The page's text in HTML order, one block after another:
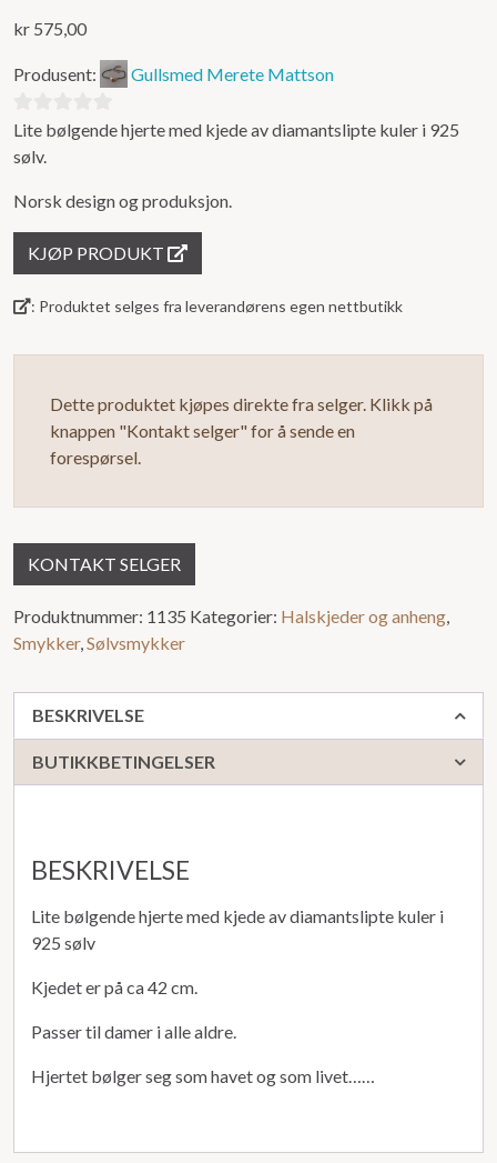
kr 575,00
Produsent: Gullsmed Merete Mattson
0
ut
5
Lite bølgende hjerte med kjede av diamantslipte kuler i 925
sølv.
Norsk design og produksjon.
KJØP PRODUKT
: Produktet selges fra leverandørens egen nettbutikk
Dette produktet kjøpes direkte fra selger. Klikk på
knappen "Kontakt selger" for å sende en
forespørsel.
KONTAKT SELGER
Produktnummer: 1135 Kategorier: Halskjeder og anheng,
Smykker,Sølvsmykker
BESKRIVELSE
BUTIKKBETINGELSER
BESKRIVELSE
Lite bølgende hjerte med kjede av diamantslipte kuler i
925 sølv
Kjedet er på ca 42 cm.
Passer til damer i alle aldre.
Hjertet bølger seg som havet og som livet……